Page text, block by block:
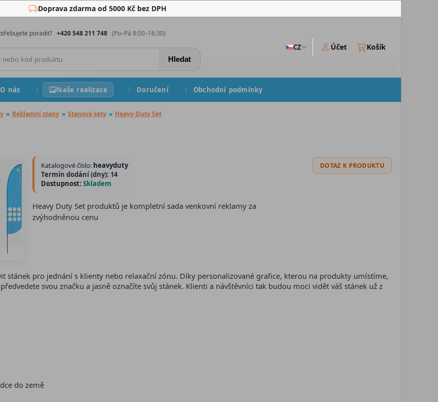
Doprava zdarma od 5000 Kč bez DPH
poradit? +420 548 211 748 (Po–Pá 8:00–16:30)
Hledat
CZ Účet Košík
O nás Naše realizace Doručení Obchodní podmínky
» Reklamní stany » Stanové sety » Heavy-Duty Set
DOTAZ K PRODUKTU
Katalogové číslo: heavyduty
Termín dodání (dny): 14
Dostupnost: Skladem
Heavy Duty Set produktů je kompletní sada venkovní reklamy za
zvýhodněnou cenu
stánek pro jednání s klienty nebo relaxační zónu. Díky personalizované grafice, kterou na produkty umístíme,
svou značku a jasně označíte svůj stánek. Klienti a návštěvníci tak budou moci vidět váš stánek už z
do země